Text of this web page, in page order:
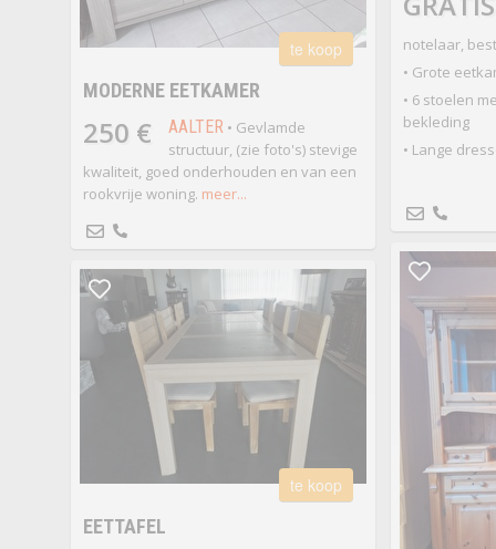
notelaar,
• Grote
• 6 stoelen
bekleding
• Lange
te koop
MODERNE EETKAMER
250 € AALTER• Gevlamde
structuur, (zie foto's) stevige
kwaliteit, goed onderhouden en van een
rookvrije woning. meer...
te koop
EETTAFEL